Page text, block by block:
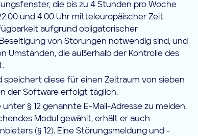
die bis zu 4 Stunden pro Woche
und 4:00 Uhr mitteleuropäischer Zeit
aufgrund obligatorischer
von Störungen notwendig sind, und
Umständen, die außerhalb der Kontrolle des
diese für einen Zeitraum von sieben
der Software erfolgt täglich.
§ 12 genannte E-Mail-Adresse zu melden.
Modul gewählt, erhält er auch
(§ 12). Eine Störungsmeldung und -